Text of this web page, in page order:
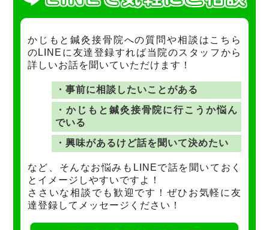
かじもと鍼灸接骨院への質問や相談はこちら
のLINEに友達登録すれば当院のスタッフから
詳しいお話を聞いていただけます！
・事前に相談したいことがある
・かじもと鍼灸接骨院に行こうか悩ん
でいる
・興味があるけど話を聞いて決めたい
など、そんなお悩みもLINEで話を聞いておく
とイメージしやすいですよ！
ささいな相談でも歓迎です！ぜひお気軽に友
達登録してメッセージください！